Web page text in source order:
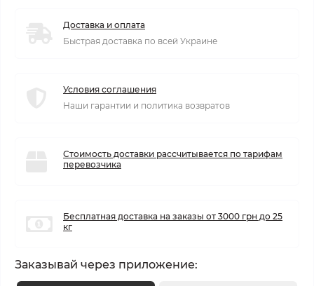
Доставка и оплата
Быстрая доставка по всей Украине
Условия соглашения
Наши гарантии и политика возвратов
Стоимость доставки рассчитывается по тарифам
перевозчика
Бесплатная доставка на заказы от 3000 грн до 25
кг
Заказывай через приложение: